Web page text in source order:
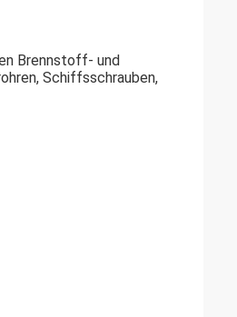
Brennstoff- und
Schiffsschrauben,